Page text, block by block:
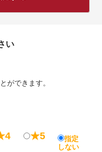
い
ができます。
★5
指定
しない